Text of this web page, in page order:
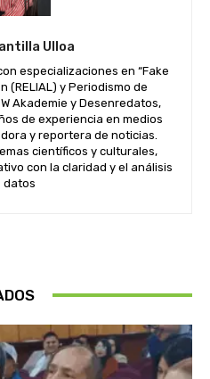
Ulloa
especializaciones en “Fake
(RELIAL) y Periodismo de
Akademie y Desenredatos,
de experiencia en medios
y reportera de noticias.
científicos y culturales,
con la claridad y el análisis
datos